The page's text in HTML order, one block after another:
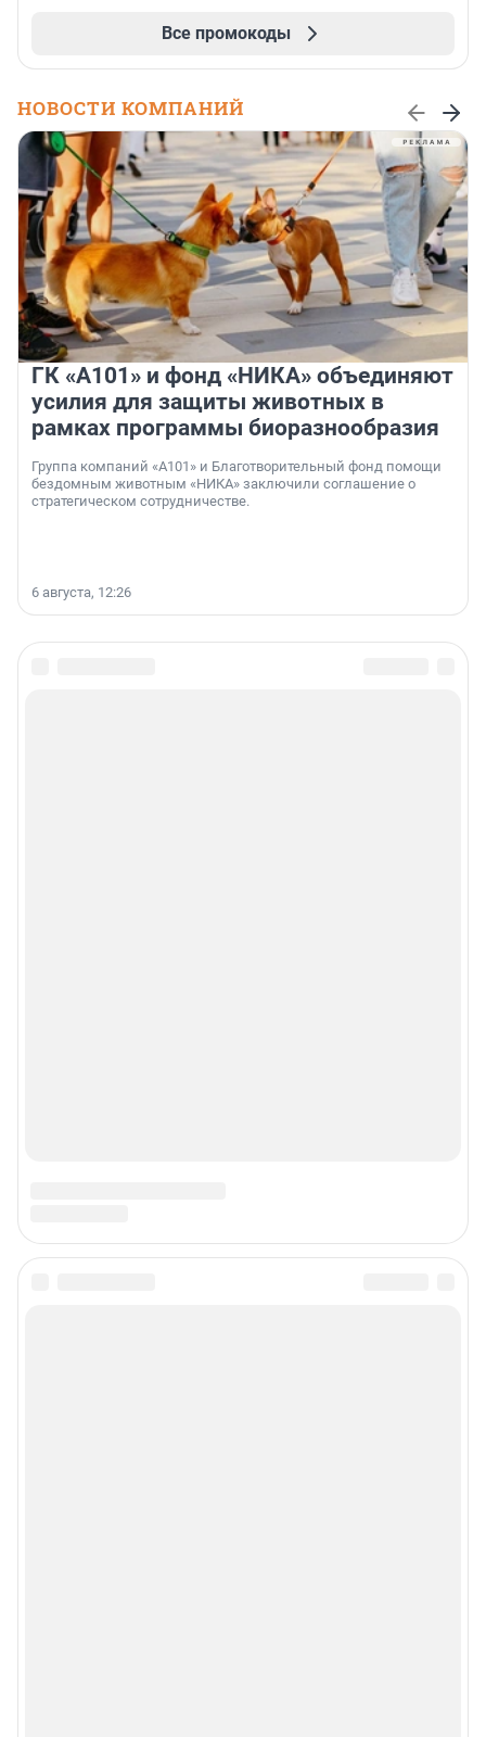
Все промокоды
НОВОСТИ КОМПАНИЙ
ГК «А101» и фонд «НИКА» объединяют
усилия для защиты животных в
рамках программы биоразнообразия
Группа компаний «А101» и Благотворительный фонд помощи
бездомным животным «НИКА» заключили соглашение о
стратегическом сотрудничестве.
6 августа, 12:26